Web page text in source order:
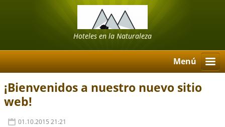
Hoteles en la Naturaleza
Menú
¡Bienvenidos a nuestro nuevo sitio
web!
01.10.2015 21:21